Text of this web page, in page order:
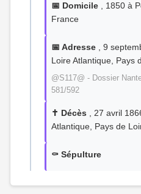
📅 Domicile , 1850 à
France
📅 Adresse , 9
Loire Atlantique, Pays
@S117@ - Dossier
581/592
✝️ Décès , 27 avril
Atlantique, Pays de
⚰️ Sépulture